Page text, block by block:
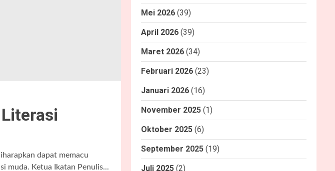
dapat memacu
muda. Ketua Ikatan Penulis...
Mei 2026 (39)
April 2026 (39)
Maret 2026 (34)
Februari 2026 (23)
Januari 2026 (16)
November 2025 (1)
Oktober 2025 (6)
September 2025 (19)
Juli 2025 (2)